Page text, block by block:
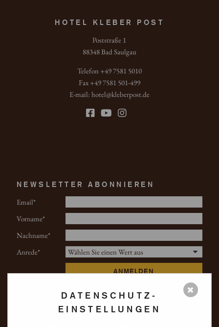
HOTEL KLEBER POST
Poststraße 1
88348 Bad Saulgau
Telefon +49 7581 5010
Fax +49 7581 501-499
E-mail: hotel@kleberpost.de
NEWSLETTER ABONNIEREN
Email
Vorname
Nachname
Anrede
ANMELDEN
DATENSCHUTZ-
EINSTELLUNGEN
✖